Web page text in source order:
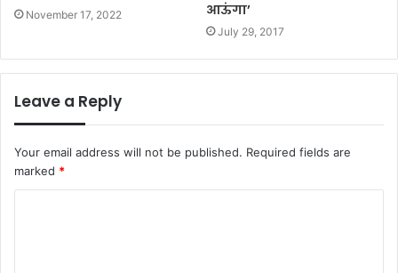
November 17, 2022
आऊंगा’
July 29, 2017
Leave a Reply
Your email address will not be published. Required fields are
marked *